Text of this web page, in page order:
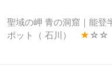
聖域の岬 青の洞窟｜能登
ポット（ 石川） ★ ☆☆